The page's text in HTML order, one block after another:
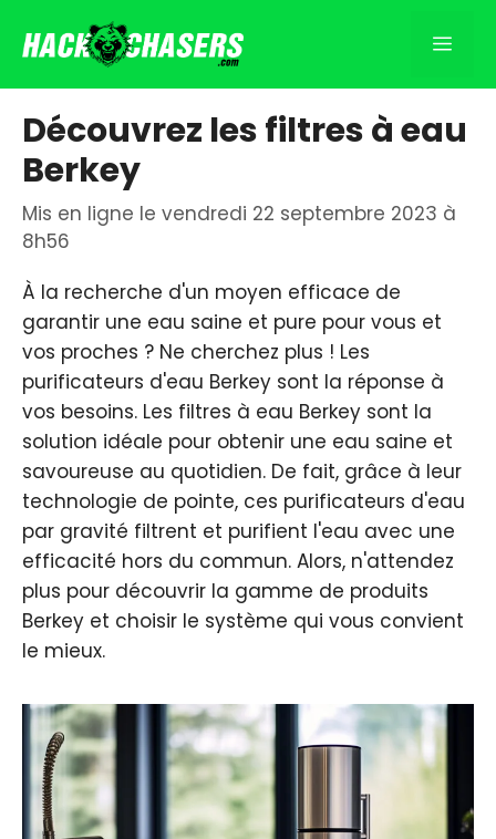
au
Découvrez les filtres à eau
Berkey
Mis en ligne le vendredi 22 septembre 2023 à
8h56
À la recherche d'un moyen efficace de
garantir une eau saine et pure pour vous et
vos proches ? Ne cherchez plus ! Les
purificateurs d'eau Berkey sont la réponse à
vos besoins. Les filtres à eau Berkey sont la
solution idéale pour obtenir une eau saine et
savoureuse au quotidien. De fait, grâce à leur
technologie de pointe, ces purificateurs d'eau
par gravité filtrent et purifient l'eau avec une
efficacité hors du commun. Alors, n'attendez
plus pour découvrir la gamme de produits
Berkey et choisir le système qui vous convient
le mieux.